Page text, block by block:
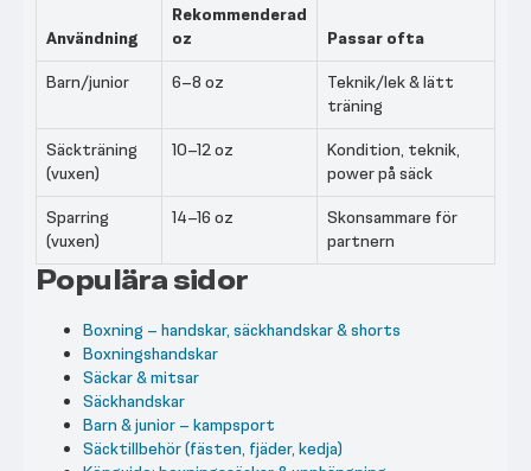
Användning
Rekommenderad
oz
Passar ofta
Barn/junior
6–8 oz
Teknik/lek & lätt
träning
Säckträning
(vuxen)
10–12 oz
Kondition, teknik,
power på säck
Sparring
(vuxen)
14–16 oz
Skonsammare för
partnern
Populära sidor
Boxning – handskar, säckhandskar & shorts
Boxningshandskar
Säckar & mitsar
Säckhandskar
Barn & junior – kampsport
Säcktillbehör (fästen, fjäder, kedja)